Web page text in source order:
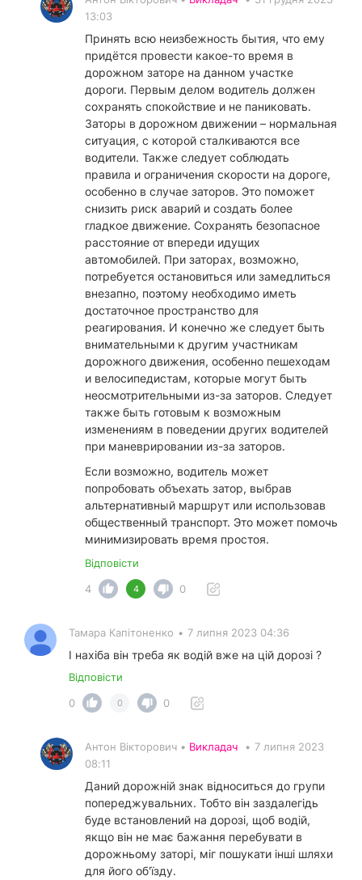
13:03
Принять всю неизбежность бытия, что ему
придётся провести какое-то время в
дорожном заторе на данном участке
дороги. Первым делом водитель должен
сохранять спокойствие и не паниковать.
Заторы в дорожном движении – нормальная
ситуация, с которой сталкиваются все
водители. Также следует соблюдать
правила и ограничения скорости на дороге,
особенно в случае заторов. Это поможет
снизить риск аварий и создать более
гладкое движение. Сохранять безопасное
расстояние от впереди идущих
автомобилей. При заторах, возможно,
потребуется остановиться или замедлиться
внезапно, поэтому необходимо иметь
достаточное пространство для
реагирования. И конечно же следует быть
внимательными к другим участникам
дорожного движения, особенно пешеходам
и велосипедистам, которые могут быть
неосмотрительными из-за заторов. Следует
также быть готовым к возможным
изменениям в поведении других водителей
при маневрировании из-за заторов.
Если возможно, водитель может
попробовать объехать затор, выбрав
альтернативный маршрут или использовав
общественный транспорт. Это может помочь
минимизировать время простоя.
Відповісти
4
4 0
Тамара Капітоненко • 7 липня 2023 04:36
І нахіба він треба як водій вже на цій дорозі ?
Відповісти
0
0 0
Антон Вікторович • Викладач • 7 липня 2023
08:11
Даний дорожній знак відноситься до групи
попереджувальних. Тобто він заздалегідь
буде встановлений на дорозі, щоб водій,
якщо він не має бажання перебувати в
дорожньому заторі, міг пошукати інші шляхи
для його об'їзду.